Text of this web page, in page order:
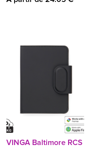
VINGA Baltimore RCS